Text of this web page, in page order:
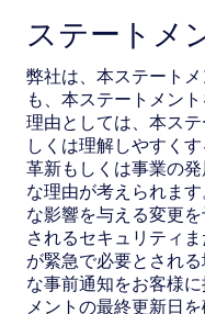
ステートメ
弊社は、本ステート
も、本ステートメン
理由としては、本ス
しくは理解しやすく
革新もしくは事業の
な理由が考えられま
な影響を与える変更
されるセキュリティ
が緊急で必要とされ
な事前通知をお客様
メントの最終更新日